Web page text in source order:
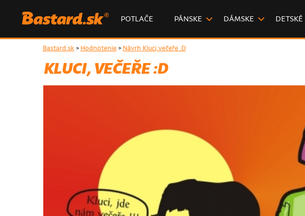
POTLAČE PÁNSKE DÁMSKE DETSKÉ
Bastard.sk> Hodnotenie> Návrh Kluci, večeře :D
KLUCI, VEČEŘE :D